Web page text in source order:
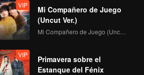
VIP
Mi Compañero de Juego
(Uncut Ver.)
Mi Compañero de Juego (Uncut Ver.)
VIP
Primavera sobre el
Estanque del Fénix